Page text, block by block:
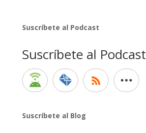
Suscríbete al Podcast
Suscríbete al Podcast
Suscríbete al Blog